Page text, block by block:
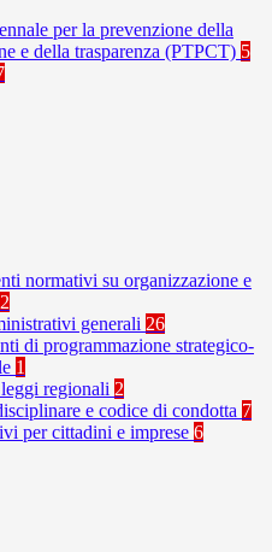
per la prevenzione della
e della trasparenza (PTPCT) 5
normativi su organizzazione e
generali 26
di programmazione strategico-
1
regionali 2
e codice di condotta 7
per cittadini e imprese 6